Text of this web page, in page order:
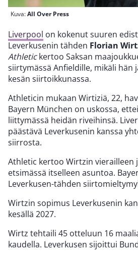
Kuva:All Over Press
Liverpool on kokenut suuren
Leverkusenin tähden Florian
Athletickertoo Saksan
siirtymässä Anfieldille, mikäli hän
kesän siirtoikkunassa.
Athleticin mukaan Wirtiziä, 22,
Bayern München on uskossa,
liittymässä heidän riveihinsä.
päästävä Leverkusenin kanssa
siirrosta.
Athletic kertoo Wirtzin vierailleen
etsimässä itselleen asuntoa.
Leverkusen-tähden
Wirtzin sopimus Leverkusenin
kesällä 2027.
Wirtz tehtaili 45 otteluun 16
kaudella. Leverkusen sijoittui